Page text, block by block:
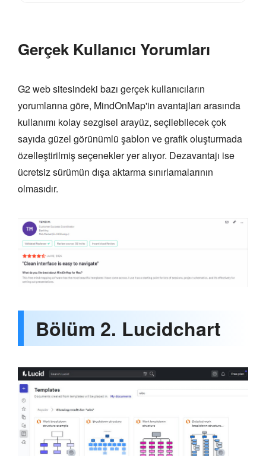
Gerçek Kullanıcı Yorumları
G2 web sitesindeki bazı gerçek kullanıcıların
yorumlarına göre, MindOnMap'in avantajları arasında
kullanımı kolay sezgisel arayüz, seçilebilecek çok
sayıda güzel görünümlü şablon ve grafik oluşturmada
özelleştirilmiş seçenekler yer alıyor. Dezavantajı ise
ücretsiz sürümün dışa aktarma sınırlamalarının
olmasıdır.
Bölüm 2. Lucidchart